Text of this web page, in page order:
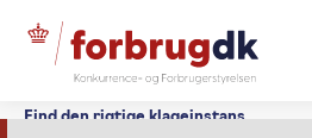
Find den rigtige klageinstans